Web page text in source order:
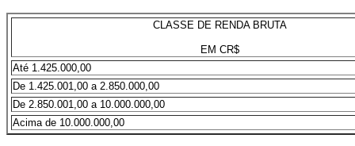
CLASSE DE RENDA BRUTA
EM CR$
Até 1.425.000,00
De 1.425.001,00 a 2.850.000,00
De 2.850.001,00 a 10.000.000,00
Acima de 10.000.000,00